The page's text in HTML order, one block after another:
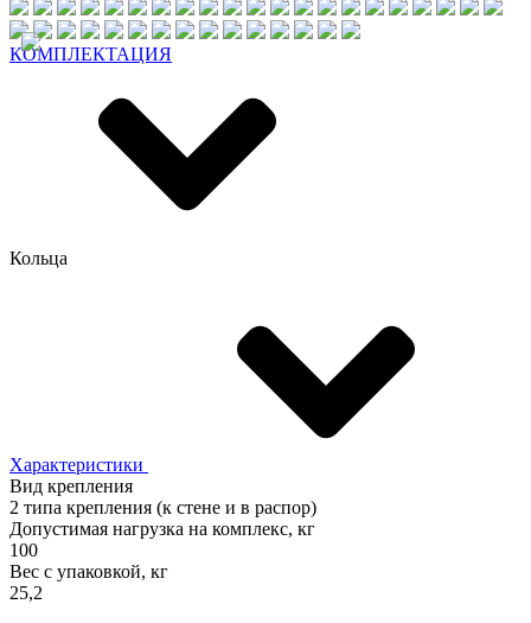
КОМПЛЕКТАЦИЯ
Кольца
Характеристики
Вид крепления
2 типа крепления (к стене и в распор)
Допустимая нагрузка на комплекс, кг
100
Вес с упаковкой, кг
25,2